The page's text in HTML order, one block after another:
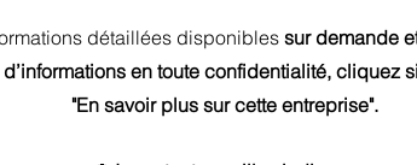
détaillées disponibles sur demande
en toute confidentialité, cliquez
"En savoir plus sur cette entreprise".